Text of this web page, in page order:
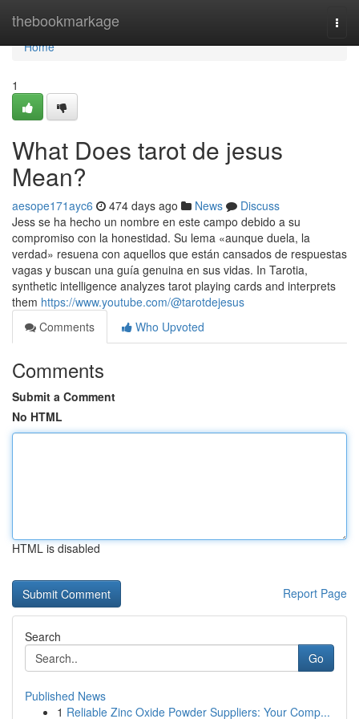
thebookmarkage
Home
Home
1
What Does tarot de jesus
Mean?
aesope171ayc6 474 days ago News
Discuss
Jess se ha hecho un nombre en este campo debido a su
compromiso con la honestidad. Su lema «aunque duela, la
verdad» resuena con aquellos que están cansados de respuestas
vagas y buscan una guía genuina en sus vidas. In Tarotia,
synthetic intelligence analyzes tarot playing cards and interprets
them https://www.youtube.com/@tarotdejesus
Comments
Who Upvoted
Comments
Submit a Comment
No HTML
HTML is disabled
Report Page
Search
Go
Published News
1 Reliable Zinc Oxide Powder Suppliers: Your Comp...